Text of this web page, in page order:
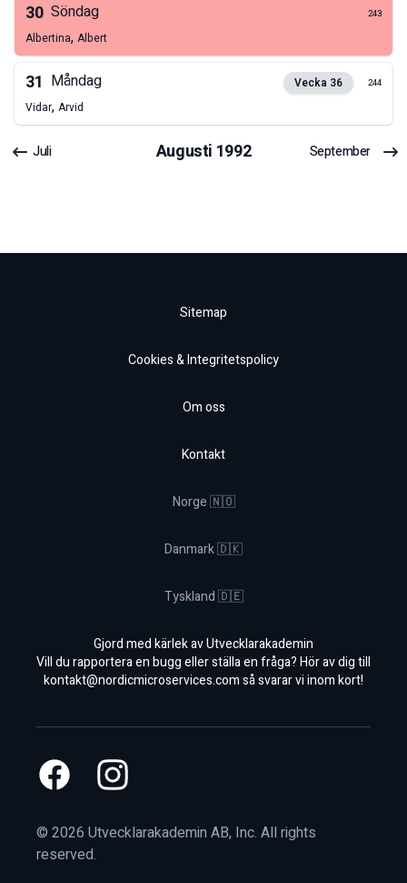
30 Söndag 243
Albertina, Albert
31 Måndag Vecka 36 244
Vidar, Arvid
Juli Augusti 1992 September
Sitemap
Cookies & Integritetspolicy
Om oss
Kontakt
Norge 🇳🇴
Danmark 🇩🇰
Tyskland 🇩🇪
Gjord med kärlek av Utvecklarakademin
Vill du rapportera en bugg eller ställa en fråga? Hör av dig till
kontakt@nordicmicroservices.comså svarar vi inom kort!
FacebookInstagram
© 2026 Utvecklarakademin AB, Inc. All rights
reserved.